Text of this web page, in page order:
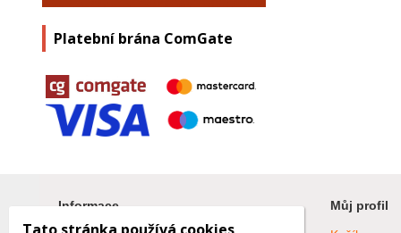
Platební brána ComGate
Informace Můj profil